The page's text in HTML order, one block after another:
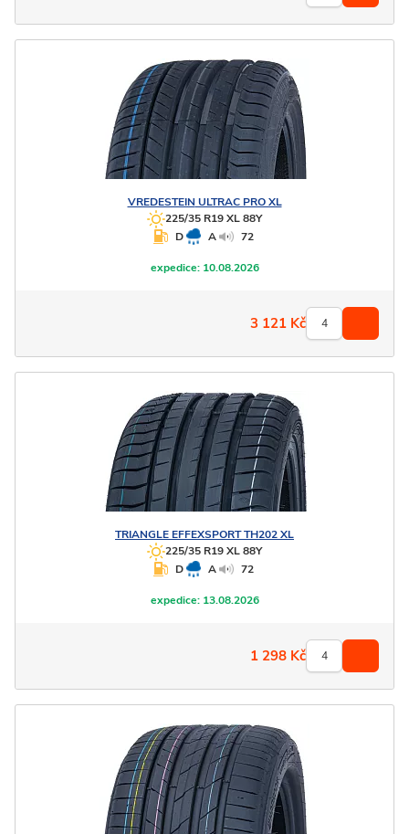
VREDESTEIN ULTRAC PRO XL
225/35 R19 XL 88Y
D
A 72
expedice:10.08.2026
3 121 Kč
TRIANGLE EFFEXSPORT TH202 XL
225/35 R19 XL 88Y
D
A 72
expedice:13.08.2026
1 298 Kč